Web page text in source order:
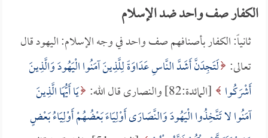
الكفار صف واحد ضد الإسلام
ثانياً: الكفار بأصنافهم صف واحد في وجه الإسلام: اليهود قال
تعالى: لَتَجِدَنَّ أَشَدَّ النَّاسِ عَدَاوَةً لِلَّذِينَ آمَنُوا الْيَهُودَ وَالَّذِينَ
أَشْرَكُوا
[المائدة:82] والنصارى قال الله:
يَا أَيُّهَا الَّذِينَ
آمَنُوا لا تَتَّخِذُوا الْيَهُودَ وَالنَّصَارَى أَوْلِيَاءَ بَعْضُهُمْ أَوْلِيَاءُ بَعْضٍ